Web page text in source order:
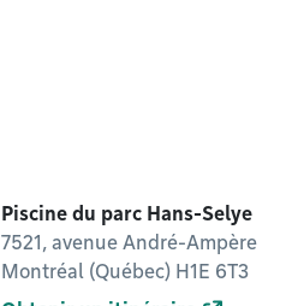
Piscine du parc Hans-Selye
7521, avenue André-Ampère
Montréal (Québec) H1E 6T3